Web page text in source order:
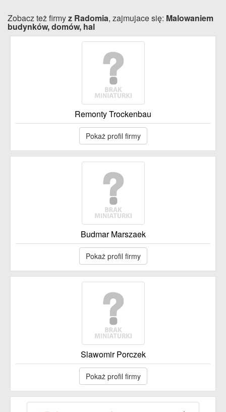
Zobacz też firmyz Radomia, zajmujace się: Malowaniem
budynków, domów, hal
Remonty Trockenbau
Pokaż profil firmy
Budmar Marszaek
Pokaż profil firmy
Slawomir Porczek
Pokaż profil firmy